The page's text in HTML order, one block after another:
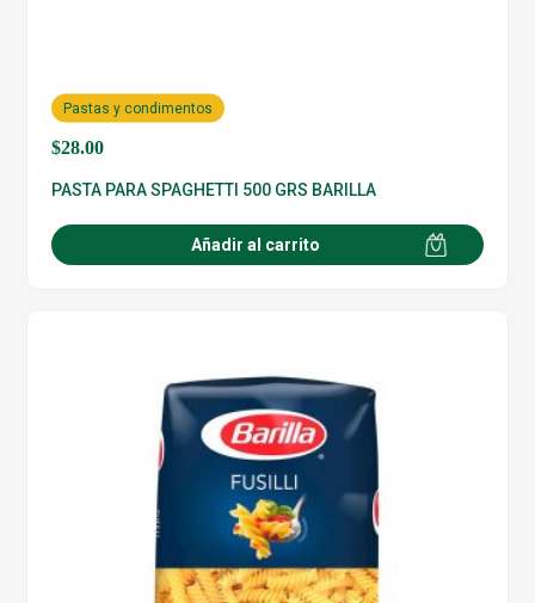
$28.00
Pastas y condimentos
PASTA PARA SPAGHETTI 500 GRS BARILLA
Añadir al carrito